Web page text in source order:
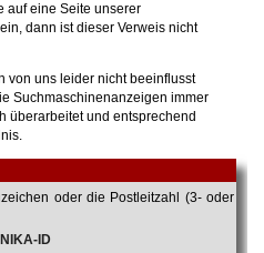
auf eine Seite unserer
dann ist dieser Verweis nicht
von uns leider nicht beeinflusst
Suchmaschinenanzeigen immer
überarbeitet und entsprechend
oder die Postleitzahl (3- oder
ID